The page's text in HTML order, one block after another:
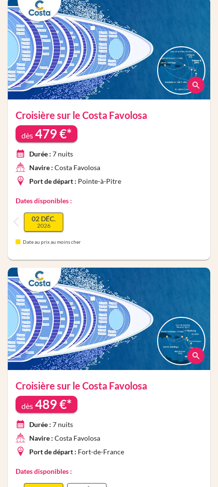
Croisière sur le Costa Favolosa
dès 479€*
Durée : 7 nuits
Navire : Costa Favolosa
Port de départ : Pointe-à-Pitre
Dates disponibles :
02 DÉC.
2026
Date au prix au moins cher
Croisière sur le Costa Favolosa
dès 489€*
Durée : 7 nuits
Navire : Costa Favolosa
Port de départ : Fort-de-France
Dates disponibles :